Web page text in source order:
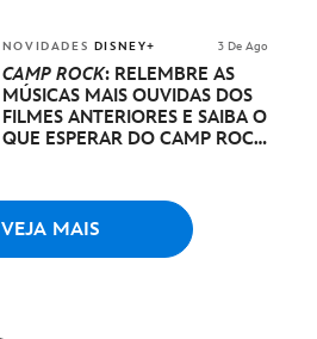
NOVIDADES DISNEY+ 3 De Ago
CAMP ROCK: RELEMBRE AS
MÚSICAS MAIS OUVIDAS DOS
FILMES ANTERIORES E SAIBA O
QUE ESPERAR DO CAMP ROCK
VEJA MAIS